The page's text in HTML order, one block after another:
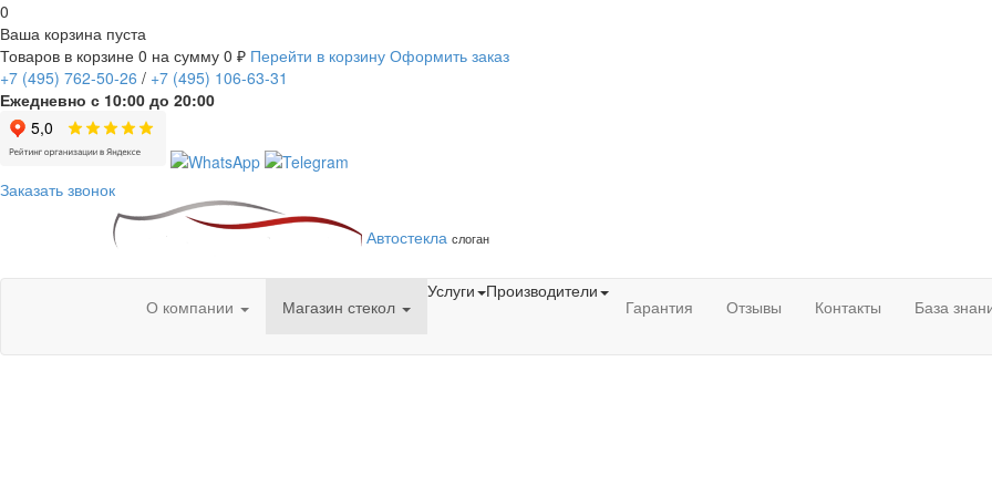
0
Ваша корзина пуста
Товаров в корзине 0 на сумму 0 ₽ Перейти в корзину Оформить заказ
+7 (495) 762-50-26 / +7 (495) 106-63-31
Ежедневно с 10:00 до 20:00
Заказать звонок
Автостекла слоган
О компании Магазин стекол
Услуги Производители
Гарантия Отзывы Контакты База